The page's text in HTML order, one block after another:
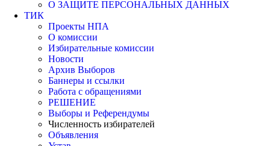
О ЗАЩИТЕ ПЕРСОНАЛЬНЫХ ДАННЫХ
ТИК
Проекты НПА
О комиссии
Избирательные комиссии
Новости
Архив Выборов
Баннеры и ссылки
Работа с обращениями
РЕШЕНИЕ
Выборы и Референдумы
Численность избирателей
Объявления